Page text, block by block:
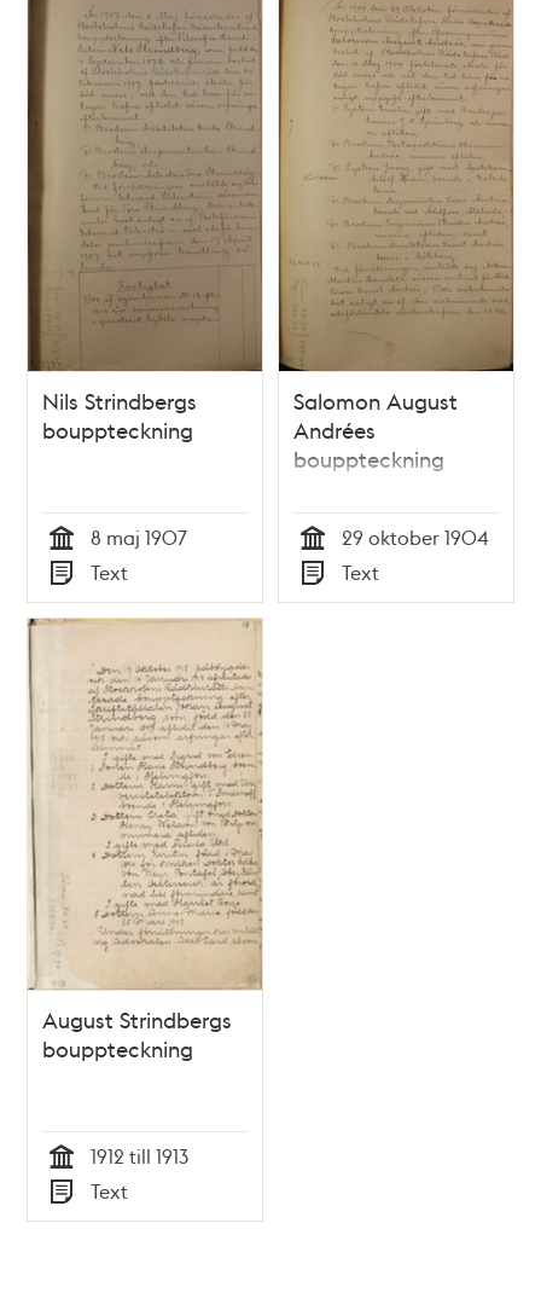
Nils Strindbergs
bouppteckning
Tid
8 maj 1907
Typ
Text
Salomon August
Andrées
bouppteckning
Tid
29 oktober 1904
Typ
Text
August Strindbergs
bouppteckning
Tid
1912 till 1913
Typ
Text